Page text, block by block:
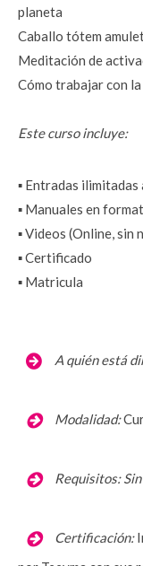
planeta
Caballo tótem
Meditación de
Cómo trabajar con
Este curso incluye:
▪️ Entradas
▪️ Manuales en
▪️ Videos (Online, sin
▪️ Certificado
▪️ Matricula
A quién está
Modalidad:
Requisitos:
Certificación: